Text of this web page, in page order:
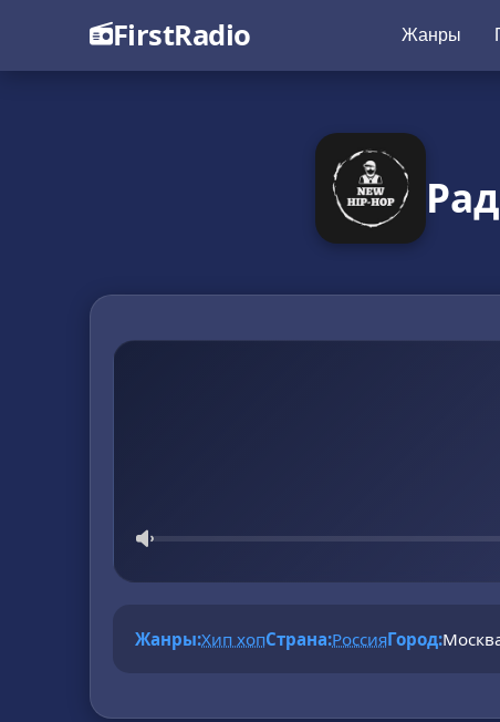
FirstRadio Жанры
Жанры:Хип хопСтрана:РоссияГород: